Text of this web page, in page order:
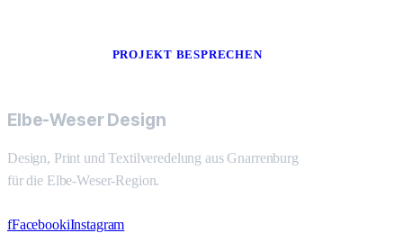
PROJEKT BESPRECHEN
Elbe-Weser Design
Design, Print und Textilveredelung aus Gnarrenburg
für die Elbe-Weser-Region.
fFacebookiInstagram